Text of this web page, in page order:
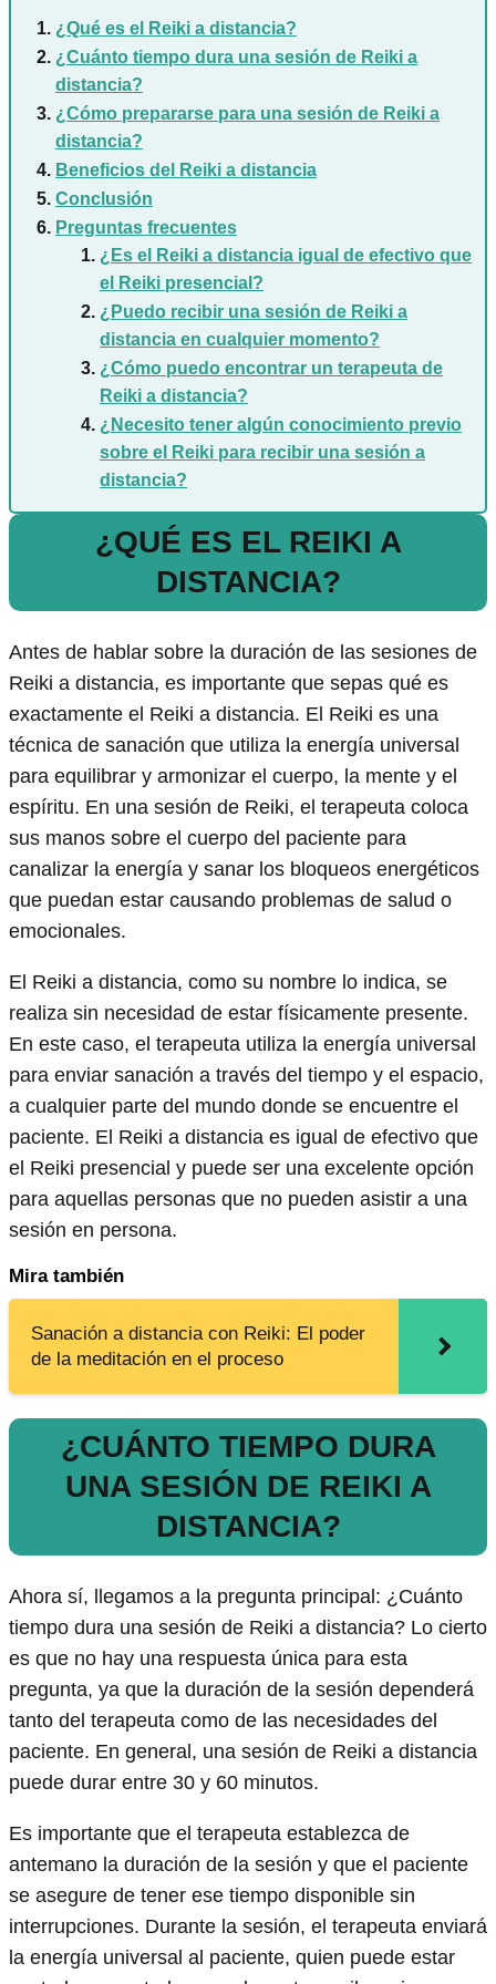
¿Qué es el Reiki a distancia?
¿Cuánto tiempo dura una sesión de Reiki a
distancia?
¿Cómo prepararse para una sesión de Reiki a
distancia?
Beneficios del Reiki a distancia
Conclusión
Preguntas frecuentes
¿Es el Reiki a distancia igual de efectivo que
el Reiki presencial?
¿Puedo recibir una sesión de Reiki a
distancia en cualquier momento?
¿Cómo puedo encontrar un terapeuta de
Reiki a distancia?
¿Necesito tener algún conocimiento previo
sobre el Reiki para recibir una sesión a
distancia?
¿QUÉ ES EL REIKI A
DISTANCIA?
Antes de hablar sobre la duración de las sesiones de
Reiki a distancia, es importante que sepas qué es
exactamente el Reiki a distancia. El Reiki es una
técnica de sanación que utiliza la energía universal
para equilibrar y armonizar el cuerpo, la mente y el
espíritu. En una sesión de Reiki, el terapeuta coloca
sus manos sobre el cuerpo del paciente para
canalizar la energía y sanar los bloqueos energéticos
que puedan estar causando problemas de salud o
emocionales.
El Reiki a distancia, como su nombre lo indica, se
realiza sin necesidad de estar físicamente presente.
En este caso, el terapeuta utiliza la energía universal
para enviar sanación a través del tiempo y el espacio,
a cualquier parte del mundo donde se encuentre el
paciente. El Reiki a distancia es igual de efectivo que
el Reiki presencial y puede ser una excelente opción
para aquellas personas que no pueden asistir a una
sesión en persona.
Mira también
Sanación a distancia con Reiki: El poder
de la meditación en el proceso
¿CUÁNTO TIEMPO DURA
UNA SESIÓN DE REIKI A
DISTANCIA?
Ahora sí, llegamos a la pregunta principal: ¿Cuánto
tiempo dura una sesión de Reiki a distancia? Lo cierto
es que no hay una respuesta única para esta
pregunta, ya que la duración de la sesión dependerá
tanto del terapeuta como de las necesidades del
paciente. En general, una sesión de Reiki a distancia
puede durar entre 30 y 60 minutos.
Es importante que el terapeuta establezca de
antemano la duración de la sesión y que el paciente
se asegure de tener ese tiempo disponible sin
interrupciones. Durante la sesión, el terapeuta enviará
la energía universal al paciente, quien puede estar